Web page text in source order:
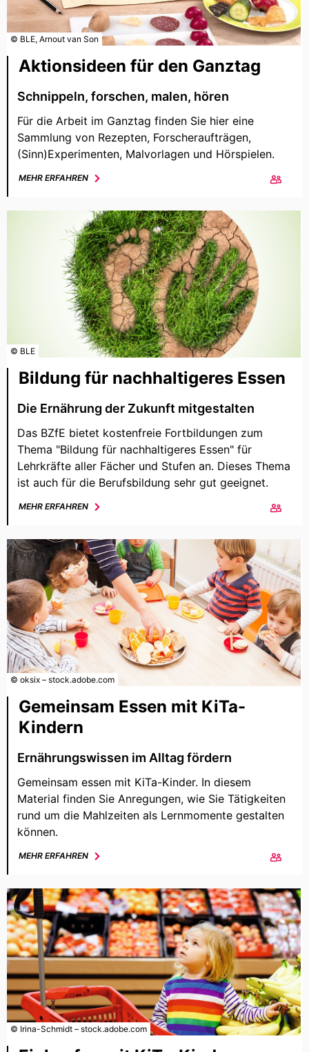
© BLE, Arnout van Son
Aktionsideen für den Ganztag
Schnippeln, forschen, malen, hören
Für die Arbeit im Ganztag finden Sie hier eine
Sammlung von Rezepten, Forscheraufträgen,
(Sinn)Experimenten, Malvorlagen und Hörspielen.
MEHR ERFAHREN
© BLE
Bildung für nachhaltigeres Essen
Die Ernährung der Zukunft mitgestalten
Das BZfE bietet kostenfreie Fortbildungen zum
Thema "Bildung für nachhaltigeres Essen" für
Lehrkräfte aller Fächer und Stufen an. Dieses Thema
ist auch für die Berufsbildung sehr gut geeignet.
MEHR ERFAHREN
© oksix – stock.adobe.com
Gemeinsam Essen mit KiTa-
Kindern
Ernährungswissen im Alltag fördern
Gemeinsam essen mit KiTa-Kinder. In diesem
Material finden Sie Anregungen, wie Sie Tätigkeiten
rund um die Mahlzeiten als Lernmomente gestalten
können.
MEHR ERFAHREN
© Irina-Schmidt – stock.adobe.com